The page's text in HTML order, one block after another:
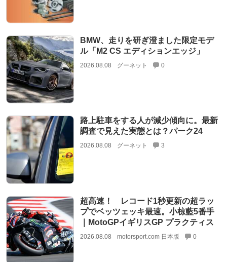
BMW、走りを研ぎ澄ました限定モデ
ル「M2 CS エディションエッジ」
2026.08.08 グーネット 0
路上駐車をする人が減少傾向に。最新
調査で見えた実態とは？パーク24
2026.08.08 グーネット 3
超高速！ レコード1秒更新の超ラッ
プでベッツェッキ最速。小椋藍5番手
｜MotoGPイギリスGP プラクティス
2026.08.08 motorsport.com 日本版 0